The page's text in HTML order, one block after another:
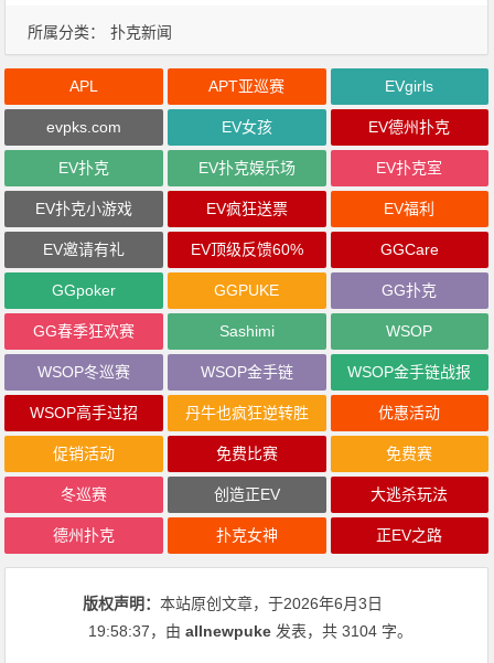
所属分类： 扑克新闻
APL APT亚巡赛 EVgirls
evpks.com EV女孩 EV德州扑克
EV扑克 EV扑克娱乐场 EV扑克室
EV扑克小游戏 EV疯狂送票 EV福利
EV邀请有礼 EV顶级反馈60% GGCare
GGpoker GGPUKE GG扑克
GG春季狂欢赛 Sashimi WSOP
WSOP冬巡赛 WSOP金手链 WSOP金手链战报
WSOP高手过招 丹牛也疯狂逆转胜 优惠活动
促销活动 免费比赛 免费赛
冬巡赛 创造正EV 大逃杀玩法
德州扑克 扑克女神 正EV之路
版权声明：本站原创文章，于2026年6月3日
19:58:37，由allnewpuke 发表，共 3104 字。